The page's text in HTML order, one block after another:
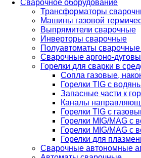
Сварочное оборудование
Трансформаторы
Машины газовой
Выпрямители сварочные
Инверторы сварочные
Полуавтоматы
Сварочные аргоно-
Горелки для сварки в
Сопла газовые,
Горелки TIG с
Запасные части к
Каналы
Горелки TIG с
Горелки MIG/MAG
Горелки MIG/MAG с
Горелки для
Сварочные автономные